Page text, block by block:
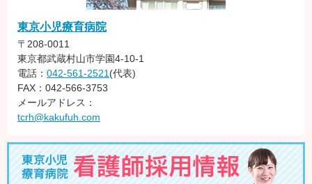
東京小児療育病院
〒208-0011
東京都武蔵村山市学園4-10-1
電話： 042-561-2521 (代表)
FAX：042-566-3753
メールアドレス：
tcrh@kakufuh.com